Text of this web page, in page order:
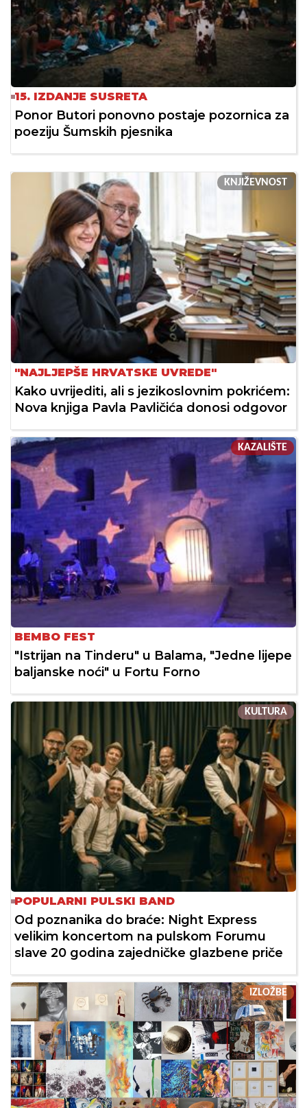
15. IZDANJE SUSRETA
Ponor Butori ponovno postaje pozornica za
poeziju Šumskih pjesnika
KNJIŽEVNOST
"NAJLJEPŠE HRVATSKE UVREDE"
Kako uvrijediti, ali s jezikoslovnim pokrićem:
Nova knjiga Pavla Pavličića donosi odgovor
KAZALIŠTE
BEMBO FEST
"Istrijan na Tinderu" u Balama, "Jedne lijepe
baljanske noći" u Fortu Forno
KULTURA
POPULARNI PULSKI BAND
Od poznanika do braće: Night Express
velikim koncertom na pulskom Forumu
slave 20 godina zajedničke glazbene priče
IZLOŽBE